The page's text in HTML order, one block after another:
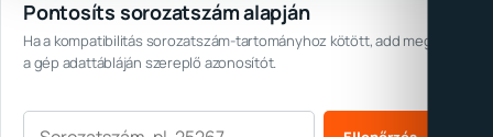
Pontosíts sorozatszám alapján
Ha a kompatibilitás sorozatszám-tartományhoz kötött, add meg
a gép adattábláján szereplő azonosítót.